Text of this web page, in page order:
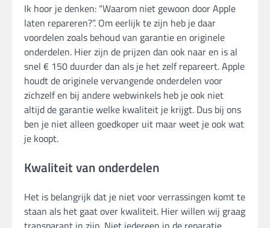
Ik hoor je denken: “Waarom niet gewoon door Apple
laten repareren?”. Om eerlijk te zijn heb je daar
voordelen zoals behoud van garantie en originele
onderdelen. Hier zijn de prijzen dan ook naar en is al
snel € 150 duurder dan als je het zelf repareert. Apple
houdt de originele vervangende onderdelen voor
zichzelf en bij andere webwinkels heb je ook niet
altijd de garantie welke kwaliteit je krijgt. Dus bij ons
ben je niet alleen goedkoper uit maar weet je ook wat
je koopt.
Kwaliteit van onderdelen
Het is belangrijk dat je niet voor verrassingen komt te
staan als het gaat over kwaliteit. Hier willen wij graag